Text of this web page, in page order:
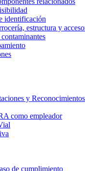
identificación
estructura y
y Reconocimientos
como empleador
de cumplimiento